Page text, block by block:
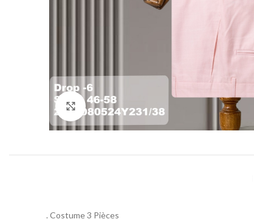
Agrandir
. Costume 3 Pièces